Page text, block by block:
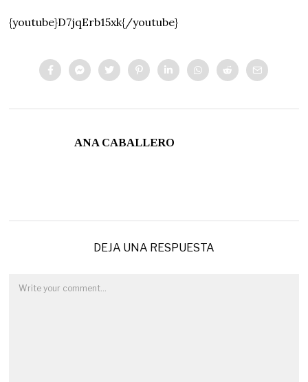
{youtube}D7jqErb15xk{/youtube}
ANA CABALLERO
DEJA UNA RESPUESTA